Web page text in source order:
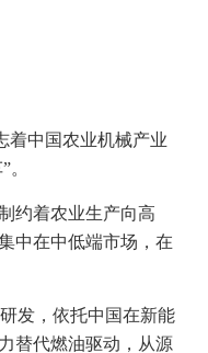
着中国农业机械产业
约着农业生产向高
中在中低端市场，在
发，依托中国在新能
替代燃油驱动，从源